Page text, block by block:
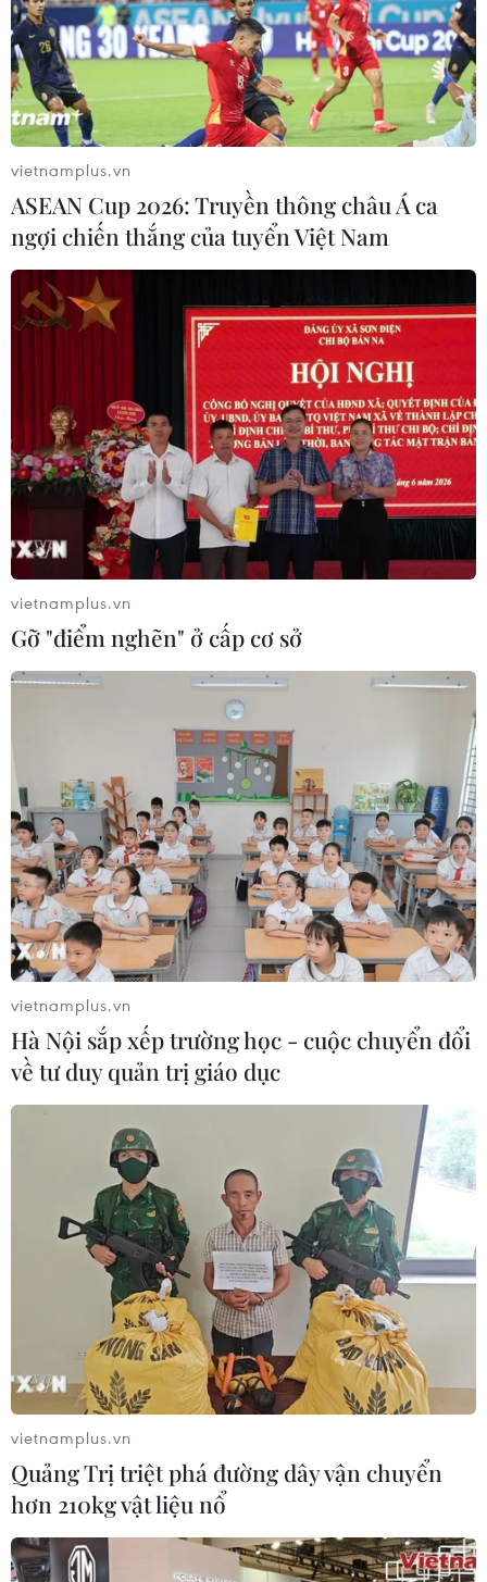
vietnamplus.vn
ASEAN Cup 2026: Truyền thông châu Á ca
ngợi chiến thắng của tuyển Việt Nam
vietnamplus.vn
Gỡ "điểm nghẽn" ở cấp cơ sở
vietnamplus.vn
Hà Nội sắp xếp trường học - cuộc chuyển đổi
về tư duy quản trị giáo dục
vietnamplus.vn
Quảng Trị triệt phá đường dây vận chuyển
hơn 210kg vật liệu nổ